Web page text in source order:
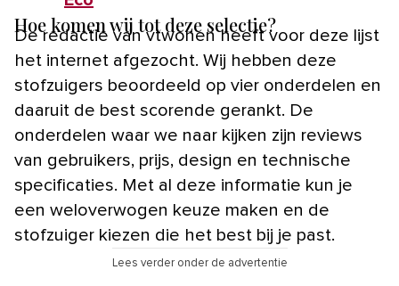
Hoe komen wij tot deze selectie?
De redactie van vtwonen heeft voor deze lijst
het internet afgezocht. Wij hebben deze
stofzuigers beoordeeld op vier onderdelen en
daaruit de best scorende gerankt. De
onderdelen waar we naar kijken zijn reviews
van gebruikers, prijs, design en technische
specificaties. Met al deze informatie kun je
een weloverwogen keuze maken en de
stofzuiger kiezen die het best bij je past.
Lees verder onder de advertentie